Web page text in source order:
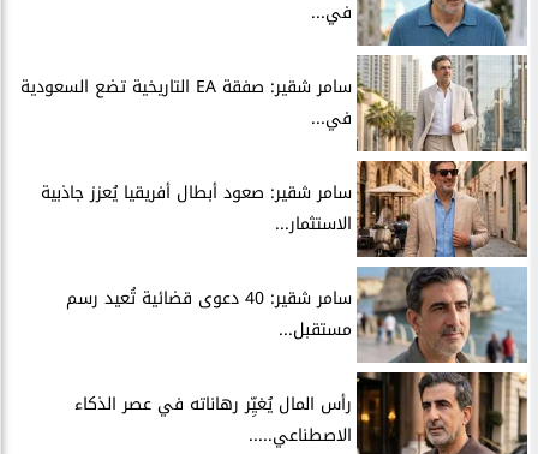
في...
سامر شقير: صفقة EA التاريخية تضع السعودية
في...
سامر شقير: صعود أبطال أفريقيا يُعزز جاذبية
الاستثمار...
سامر شقير: 40 دعوى قضائية تُعيد رسم
مستقبل...
رأس المال يُغيِّر رهاناته في عصر الذكاء
الاصطناعي.....